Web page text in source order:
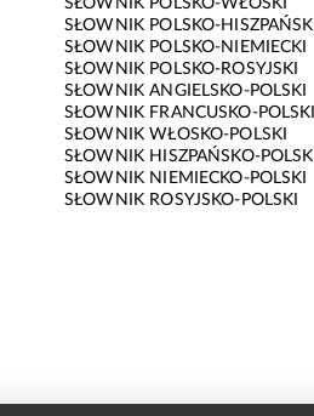
SŁOWNIK POLSKO-HISZPAŃSKI
SŁOWNIK POLSKO-NIEMIECKI
SŁOWNIK POLSKO-ROSYJSKI
SŁOWNIK ANGIELSKO-POLSKI
SŁOWNIK FRANCUSKO-POLSKI
SŁOWNIK WŁOSKO-POLSKI
SŁOWNIK HISZPAŃSKO-POLSKI
SŁOWNIK NIEMIECKO-POLSKI
SŁOWNIK ROSYJSKO-POLSKI